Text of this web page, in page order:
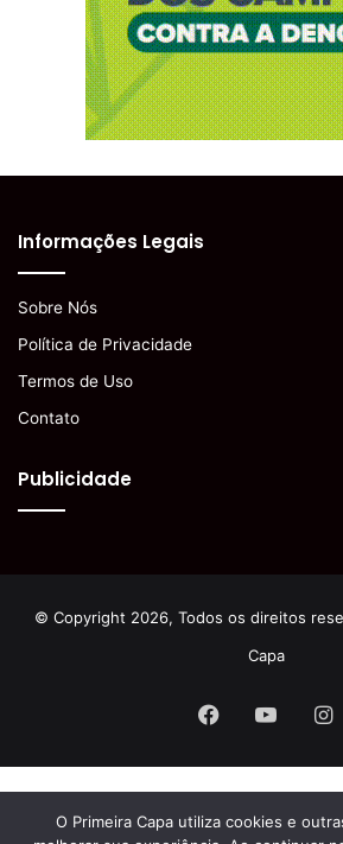
Informações Legais
Sobre Nós
Política de Privacidade
Termos de Uso
Contato
Publicidade
© Copyright 2026, Todos os direitos
Capa
Facebook
O Primeira Capa utiliza cookies e